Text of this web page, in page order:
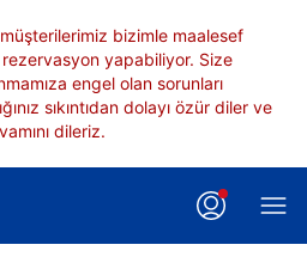
bizimle maalesef
yapabiliyor. Size
engel olan sorunları
sıkıntıdan dolayı özür diler ve
dileriz.